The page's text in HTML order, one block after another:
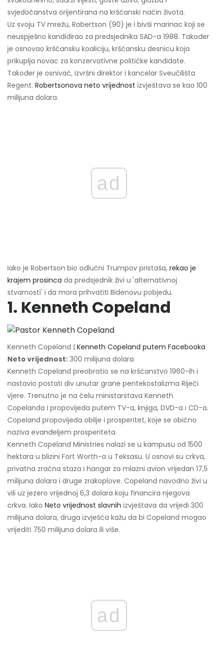
svjedočanstva orijentirana na kršćanski način života.
Uz svoju TV mrežu, Robertson (90) je i bivši marinac koji se
neuspješno kandidirao za predsjednika SAD-a 1988. Također
je osnovao kršćansku koaliciju, kršćansku desnicu koja
prikuplja novac za konzervativne političke kandidate.
Također je osnivač, izvršni direktor i kancelar Sveučilišta
Regent. Robertsonova neto vrijednost izvještava se kao 100
milijuna dolara.
ad
Iako je Robertson bio odlučni Trumpov pristaša, rekao je
krajem prosinca da predsjednik živi u 'alternativnoj
stvarnosti' i da mora prihvatiti Bidenovu pobjedu.
1. Kenneth Copeland
Kenneth Copeland | Kenneth Copeland putem Facebooka
Neto vrijednost: 300 milijuna dolara
Kenneth Copeland preobratio se na kršćanstvo 1960-ih i
nastavio postati div unutar grane pentekostalizma Riječi
vjere. Trenutno je na čelu ministarstava Kenneth
Copelanda i propovijeda putem TV-a, knjiga, DVD-a i CD-a.
Copeland propovijeda obilje i prosperitet, koje se obično
naziva evanđeljem prosperiteta.
Kenneth Copeland Ministries nalazi se u kampusu od 1500
hektara u blizini Fort Worth-a u Teksasu. U osnovi su crkva,
privatna zračna staza i hangar za mlazni avion vrijedan 17,5
milijuna dolara i druge zrakoplove. Copeland navodno živi u
vili uz jezero vrijednoj 6,3 dolara koju financira njegova
crkva. Iako Neto vrijednost slavnih izvještava da vrijedi 300
milijuna dolara, druga izvješća kažu da bi Copeland mogao
vrijediti 750 milijuna dolara ili više.
ad